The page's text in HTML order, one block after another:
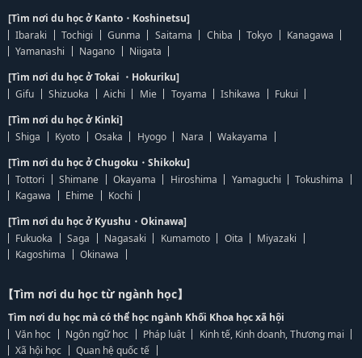
[Tìm nơi du học ở Kanto・Koshinetsu]
Ibaraki
Tochigi Gunma Saitama Chiba Tokyo
Kanagawa
Yamanashi
Nagano
Niigata
[Tìm nơi du học ở Tokai ・Hokuriku]
Gifu
Shizuoka Aichi Mie Toyama Ishikawa
Fukui
[Tìm nơi du học ở Kinki]
Shiga
Kyoto Osaka Hyogo Nara
Wakayama
[Tìm nơi du học ở Chugoku・Shikoku]
Tottori
Shimane Okayama Hiroshima Yamaguchi
Tokushima
Kagawa
Ehime
Kochi
[Tìm nơi du học ở Kyushu・Okinawa]
Fukuoka
Saga Nagasaki Kumamoto Oita
Miyazaki
Kagoshima
Okinawa
【Tìm nơi du học từ ngành học】
Tìm nơi du học mà có thể học ngành Khối Khoa học xã hội
Văn học
Ngôn ngữ học Pháp luật
Kinh tế, Kinh doanh, Thương mại
Xã hội học
Quan hệ quốc tế